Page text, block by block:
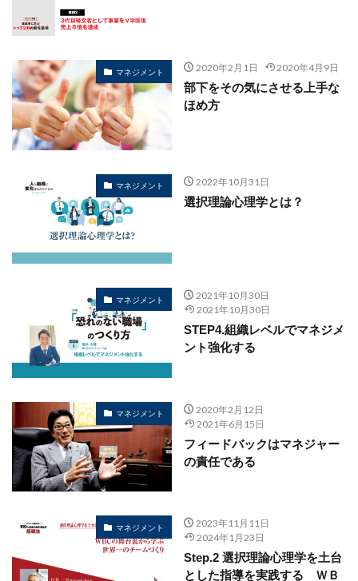
マネジメント 2020年2月1日 2020年4月9日
部下をその気にさせる上手な
ほめ方
マネジメント 2022年10月31日
選択理論心理学とは？
マネジメント
2021年10月30日
2021年10月30日
STEP4.組織レベルでマネジメ
ント強化する
マネジメント
2020年2月12日
2021年6月15日
フィードバックはマネジャー
の責任である
マネジメント
2023年11月11日
2024年1月23日
Step.2 選択理論心理学を土台
とした指導を実践する ＷＢ